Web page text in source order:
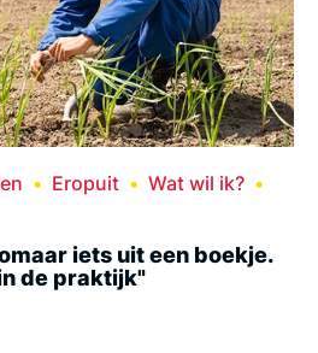
Eropuit
Wat wil ik?
iets uit een boekje.
de praktijk"